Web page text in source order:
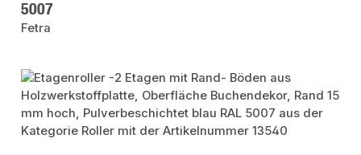
5007
Fetra
Bildergalerie überspringen